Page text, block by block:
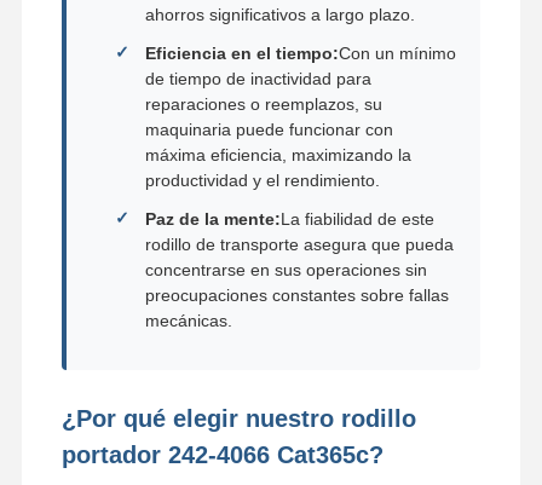
ahorros significativos a largo plazo.
Eficiencia en el tiempo:Con un mínimo
de tiempo de inactividad para
reparaciones o reemplazos, su
maquinaria puede funcionar con
máxima eficiencia, maximizando la
productividad y el rendimiento.
Paz de la mente:La fiabilidad de este
rodillo de transporte asegura que pueda
concentrarse en sus operaciones sin
preocupaciones constantes sobre fallas
mecánicas.
¿Por qué elegir nuestro rodillo
portador 242-4066 Cat365c?